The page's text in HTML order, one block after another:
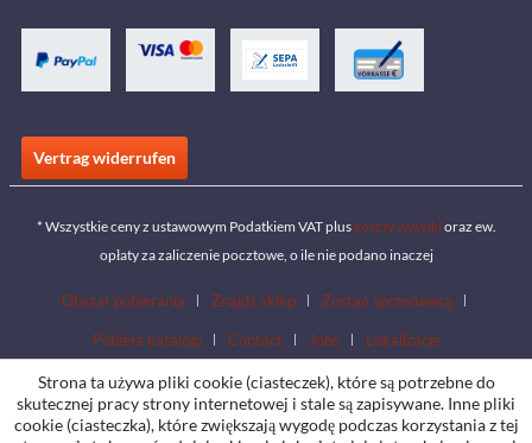
Vertrag widerrufen
* Wszystkie ceny z ustawowym Podatkiem VAT plus koszty wysyłki oraz ew.
opłaty za zaliczenie pocztowe, o ile nie podano inaczej
Obszar pobierania Znajdź sklep Zostań sprzedawcą
Pobierz katalogi Contact Jobs Lokalizacje
Strona ta używa pliki cookie (ciasteczek), które są potrzebne do
skutecznej pracy strony internetowej i stale są zapisywane. Inne pliki
cookie (ciasteczka), które zwiększają wygodę podczas korzystania z tej